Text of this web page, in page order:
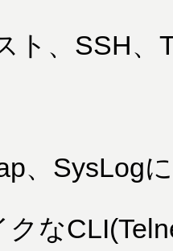
ト、SSH
、SysLog
クな